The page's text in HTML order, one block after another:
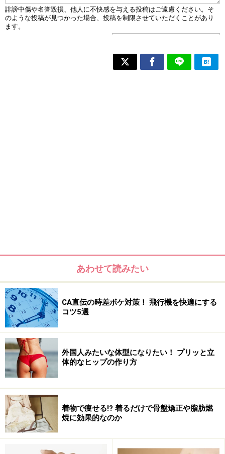
あわせて読みたい
CA直伝の時差ボケ対策！ 飛行機を快適にする
コツ5選
外国人みたいな体型になりたい！ プリッと立
体的なヒップの作り方
着物で痩せる!? 着るだけで骨盤矯正や脂肪燃
焼に効果的なのか